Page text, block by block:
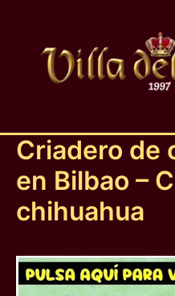
contenido
Criadero de
en Bilbao –
chihuahua